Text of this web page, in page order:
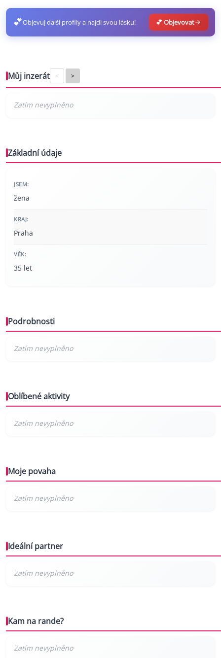
💕Objevuj další profily a najdi svou lásku! 💕 Objevovat
Můj inzerát < >
Základní údaje
JSEM:
žena
KRAJ:
Praha
VĚK:
35 let
Podrobnosti
Oblíbené aktivity
Moje povaha
Ideální partner
Kam na rande?